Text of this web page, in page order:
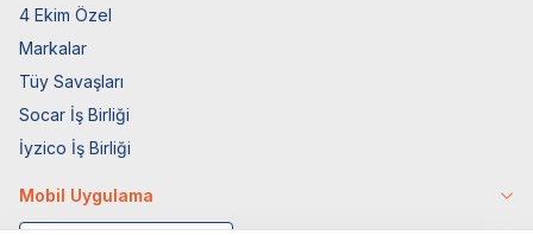
4 Ekim Özel
Markalar
Tüy Savaşları
Socar İş Birliği
İyzico İş Birliği
Mobil Uygulama